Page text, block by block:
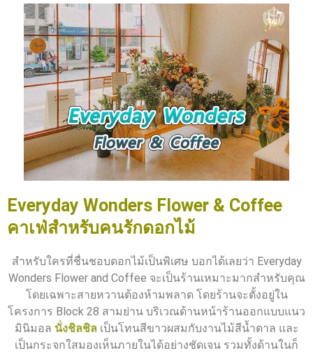
Everyday Wonders Flower & Coffee
คาเฟ่สำหรับคนรักดอกไม้
สำหรับใครที่ชื่นชอบดอกไม้เป็นพิเศษ บอกได้เลยว่า Everyday
Wonders Flower and Coffee จะเป็นร้านเหมาะมากสำหรับคุณ
โดยเฉพาะสายหวานต้องห้ามพลาด โดยร้านจะตั้งอยู่ใน
โครงการ Block 28 สามย่าน บริเวณด้านหน้าร้านออกแบบแนว
มินิมอล นั่งชิลชิลเป็นโทนสีขาวผสมกับงานไม้สีน้ำตาล และ
เป็นกระจกใสมองเห็นภายในได้อย่างชัดเจน รวมทั้งด้านในก็